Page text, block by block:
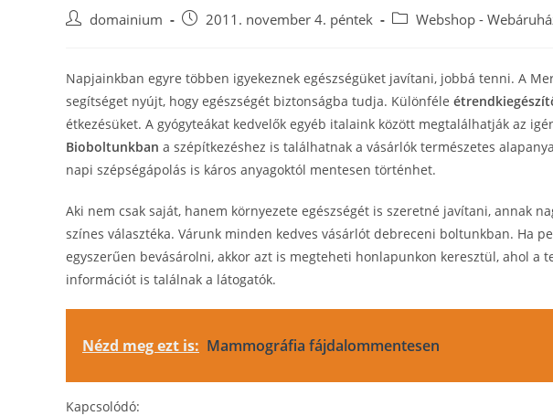
Post domainium
Post 2011. november 4. péntek
PostWebshop -
Napjainkban egyre többen igyekeznek egészségüket javítani, jobbá tenni. A
segítséget nyújt, hogy egészségét biztonságba tudja. Különféle
étkezésüket. A gyógyteákat kedvelők egyéb italaink között megtalálhatják az
Bioboltunkban a szépítkezéshez is találhatnak a vásárlók természetes
napi szépségápolás is káros anyagoktól mentesen történhet.
Aki nem csak saját, hanem környezete egészségét is szeretné javítani, annak
színes választéka. Várunk minden kedves vásárlót debreceni boltunkban. Ha
egyszerűen bevásárolni, akkor azt is megteheti honlapunkon keresztül, ahol a
információt is találnak a látogatók.
Nézd meg ezt is: Mammográfia fájdalommentesen
Kapcsolódó: